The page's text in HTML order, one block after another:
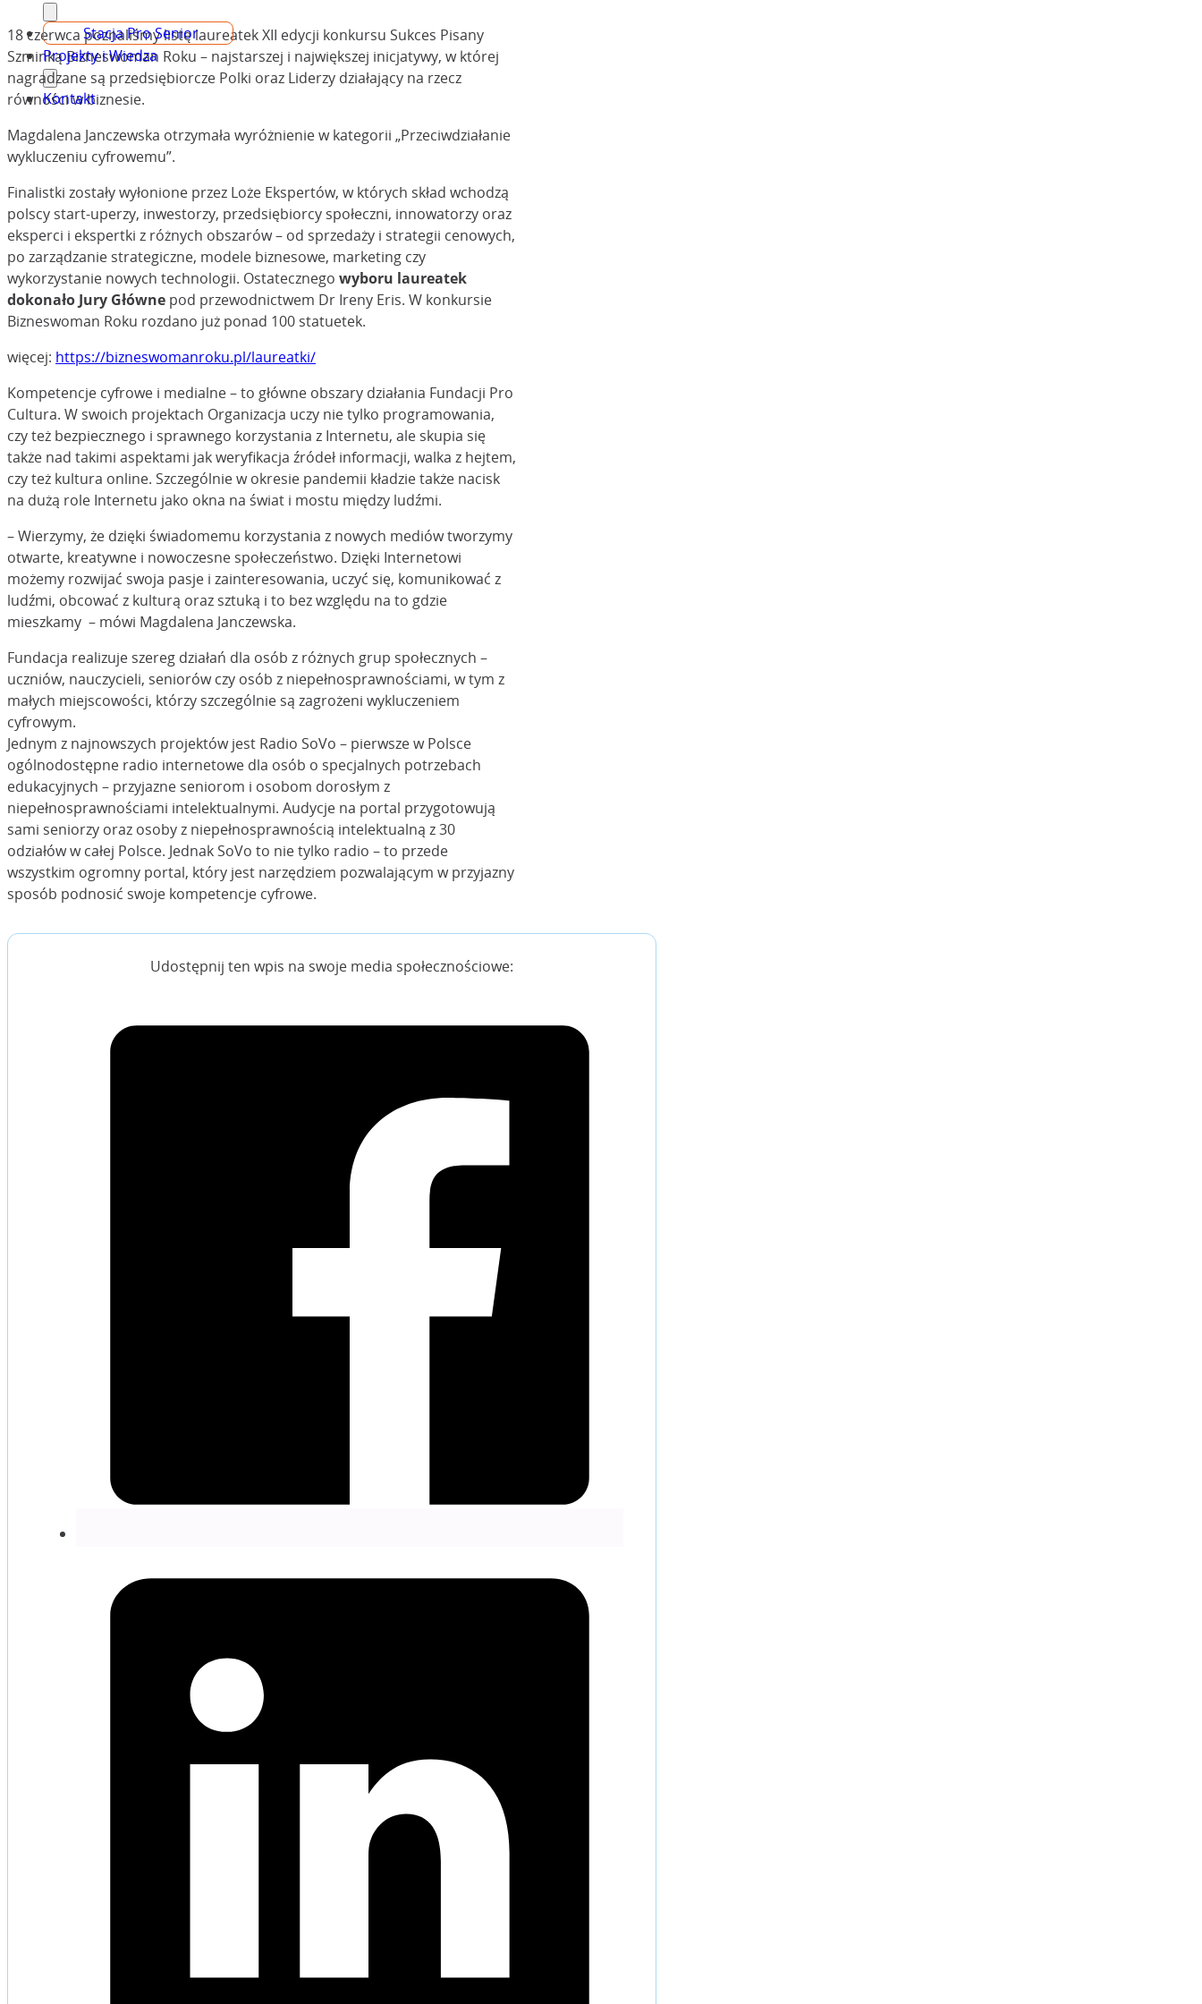
Stacja Pro Senior
Projekty i Wiedza
Kontakt
18 czerwca poznaliśmy listę laureatek XII edycji konkursu Sukces Pisany
Szminką Bizneswoman Roku – najstarszej i największej inicjatywy, w której
nagradzane są przedsiębiorcze Polki oraz Liderzy działający na rzecz
równości w biznesie.
Magdalena Janczewska otrzymała wyróżnienie w kategorii „Przeciwdziałanie
wykluczeniu cyfrowemu”.
Finalistki zostały wyłonione przez Loże Ekspertów, w których skład wchodzą
polscy start-uperzy, inwestorzy, przedsiębiorcy społeczni, innowatorzy oraz
eksperci i ekspertki z różnych obszarów – od sprzedaży i strategii cenowych,
po zarządzanie strategiczne, modele biznesowe, marketing czy
wykorzystanie nowych technologii. Ostatecznego wyboru laureatek
dokonało Jury Główne pod przewodnictwem Dr Ireny Eris. W konkursie
Bizneswoman Roku rozdano już ponad 100 statuetek.
więcej: https://bizneswomanroku.pl/laureatki/
Kompetencje cyfrowe i medialne – to główne obszary działania Fundacji Pro
Cultura. W swoich projektach Organizacja uczy nie tylko programowania,
czy też bezpiecznego i sprawnego korzystania z Internetu, ale skupia się
także nad takimi aspektami jak weryfikacja źródeł informacji, walka z hejtem,
czy też kultura online. Szczególnie w okresie pandemii kładzie także nacisk
na dużą role Internetu jako okna na świat i mostu między ludźmi.
– Wierzymy, że dzięki świadomemu korzystania z nowych mediów tworzymy
otwarte, kreatywne i nowoczesne społeczeństwo. Dzięki Internetowi
możemy rozwijać swoja pasje i zainteresowania, uczyć się, komunikować z
ludźmi, obcować z kulturą oraz sztuką i to bez względu na to gdzie
mieszkamy – mówi Magdalena Janczewska.
Fundacja realizuje szereg działań dla osób z różnych grup społecznych –
uczniów, nauczycieli, seniorów czy osób z niepełnosprawnościami, w tym z
małych miejscowości, którzy szczególnie są zagrożeni wykluczeniem
cyfrowym.
Jednym z najnowszych projektów jest Radio SoVo – pierwsze w Polsce
ogólnodostępne radio internetowe dla osób o specjalnych potrzebach
edukacyjnych – przyjazne seniorom i osobom dorosłym z
niepełnosprawnościami intelektualnymi. Audycje na portal przygotowują
sami seniorzy oraz osoby z niepełnosprawnością intelektualną z 30
odziałów w całej Polsce. Jednak SoVo to nie tylko radio – to przede
wszystkim ogromny portal, który jest narzędziem pozwalającym w przyjazny
sposób podnosić swoje kompetencje cyfrowe.
Udostępnij ten wpis na swoje media społecznościowe: